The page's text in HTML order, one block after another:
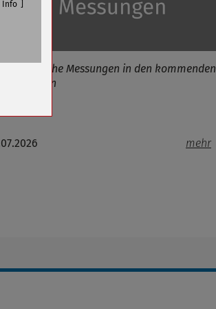
Elektronische Messungen in den kommenden
vier Wochen
mehr
Info